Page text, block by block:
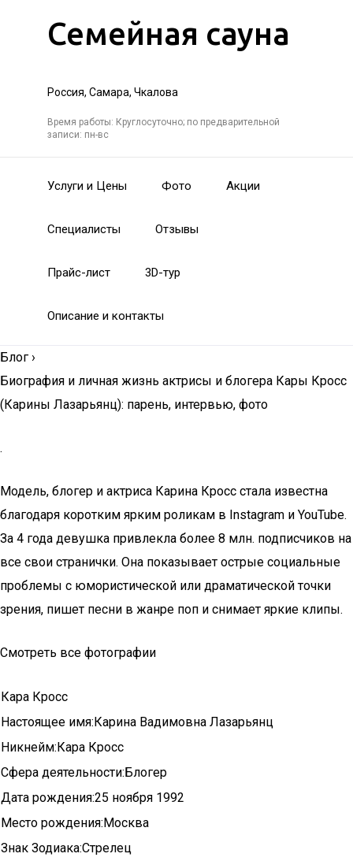
Семейная сауна
Россия, Самара, Чкалова
Время работы: Круглосуточно; по предварительной
записи: пн-вс
Услуги и Цены Фото Акции
Специалисты Отзывы
Прайс-лист 3D-тур
Описание и контакты
Блог ›
Биография и личная жизнь актрисы и блогера Кары Кросс
(Карины Лазарьянц): парень, интервью, фото
.
Модель, блогер и актриса Карина Кросс стала известна
благодаря коротким ярким роликам в Instagram и YouTube.
За 4 года девушка привлекла более 8 млн. подписчиков на
все свои странички. Она показывает острые социальные
проблемы с юмористической или драматической точки
зрения, пишет песни в жанре поп и снимает яркие клипы.
Смотреть все фотографии
Кара Кросс
Настоящее имя:Карина Вадимовна Лазарьянц
Никнейм:Кара Кросс
Сфера деятельности:Блогер
Дата рождения:25 ноября 1992
Место рождения:Москва
Знак Зодиака:Стрелец